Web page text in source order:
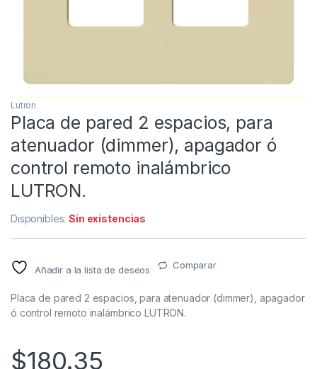
Lutron
Placa de pared 2 espacios, para
atenuador (dimmer), apagador ó
control remoto inalámbrico
LUTRON.
Disponibles:Sin existencias
Añadir a la lista de deseos Comparar
Placa de pared 2 espacios, para atenuador (dimmer), apagador
ó control remoto inalámbrico LUTRON.
$180.35